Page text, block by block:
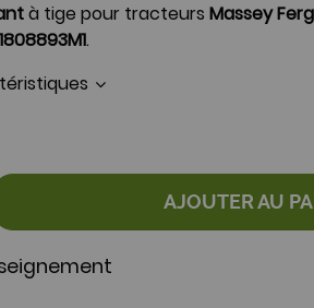
à tige pour tracteurs Massey
1808893M1.
AJOUTER AU